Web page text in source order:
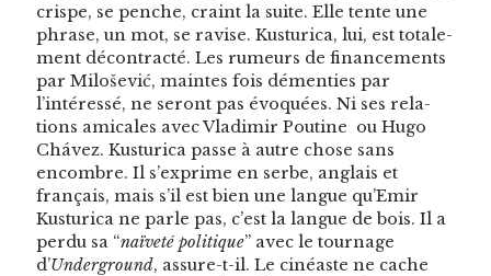
crispe, se penche, craint la suite. Elle tente une
phrase, un mot, se ravise. Kus­turi­ca, lui, est totale­
ment décon­trac­té. Les rumeurs de finance­ments
par Miloše­vić, maintes fois démen­ties par
l’intéressé, ne seront pas évo­quées. Ni ses rela­
tions ami­cales avec Vladimir Pou­tine ou Hugo
Chávez. Kus­turi­ca passe à autre chose sans
encom­bre. Il s’exprime en serbe, anglais et
français, mais s’il est bien une langue qu’Emir
Kus­turi­ca ne par­le pas, c’est la langue de bois. Il a
per­du sa “naïveté poli­tique” avec le tour­nage
d’Under­ground, assure-t-il. Le cinéaste ne cache